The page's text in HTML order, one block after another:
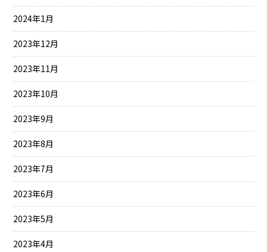
2024年1月
2023年12月
2023年11月
2023年10月
2023年9月
2023年8月
2023年7月
2023年6月
2023年5月
2023年4月